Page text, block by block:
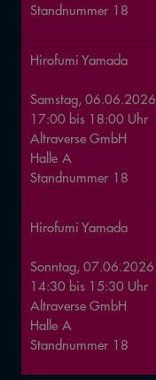
Standnummer 18
Hirofumi Yamada
Samstag, 06.06.2026
17:00 bis 18:00 Uhr
Altraverse GmbH
Halle A
Standnummer 18
Hirofumi Yamada
Sonntag, 07.06.2026
14:30 bis 15:30 Uhr
Altraverse GmbH
Halle A
Standnummer 18